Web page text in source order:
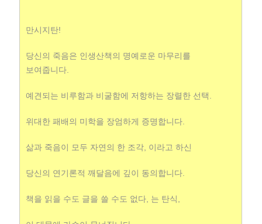
만시지탄!
당신의 죽음은 인생산책의 명예로운 마무리를
보여줍니다.
예견되는 비루함과 비굴함에 저항하는 장렬한 선택.
위대한 패배의 미학을 장엄하게 증명합니다.
삶과 죽음이 모두 자연의 한 조각, 이라고 하신
당신의 연기론적 깨달음에 깊이 동의합니다.
책을 읽을 수도 글을 쓸 수도 없다, 는 탄식,